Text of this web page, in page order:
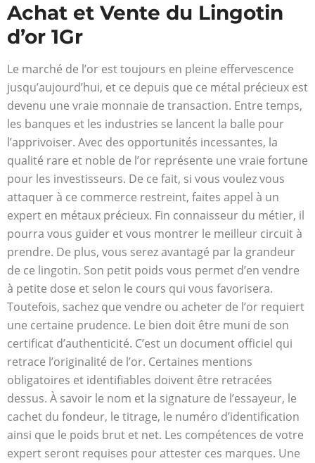
Achat et Vente du Lingotin
d’or 1Gr
Le marché de l’or est toujours en pleine effervescence
jusqu’aujourd’hui, et ce depuis que ce métal précieux est
devenu une vraie monnaie de transaction. Entre temps,
les banques et les industries se lancent la balle pour
l’apprivoiser. Avec des opportunités incessantes, la
qualité rare et noble de l’or représente une vraie fortune
pour les investisseurs. De ce fait, si vous voulez vous
attaquer à ce commerce restreint, faites appel à un
expert en métaux précieux. Fin connaisseur du métier, il
pourra vous guider et vous montrer le meilleur circuit à
prendre. De plus, vous serez avantagé par la grandeur
de ce lingotin. Son petit poids vous permet d’en vendre
à petite dose et selon le cours qui vous favorisera.
Toutefois, sachez que vendre ou acheter de l’or requiert
une certaine prudence. Le bien doit être muni de son
certificat d’authenticité. C’est un document officiel qui
retrace l’originalité de l’or. Certaines mentions
obligatoires et identifiables doivent être retracées
dessus. À savoir le nom et la signature de l’essayeur, le
cachet du fondeur, le titrage, le numéro d’identification
ainsi que le poids brut et net. Les compétences de votre
expert seront requises pour attester ces marques. Une